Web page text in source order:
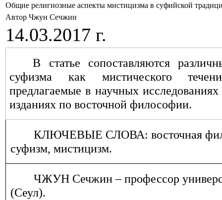
Общие религиозные аспекты мистицизма в суфийской
Автор Чжун Сечжин
14.03.2017 г.
В статье сопоставляются
суфизма как мистического
предлагаемые в научных
изданиях по восточной философии.
КЛЮЧЕВЫЕ СЛОВА: восточная
суфизм, мистицизм.
ЧЖУН Сечжин – профессор
(Сеул).